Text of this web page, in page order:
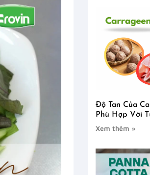
Độ Tan Của
Phù Hợp Với
Xem thêm »